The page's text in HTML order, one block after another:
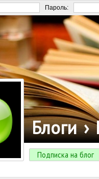
Пароль:
Блоги ›
Подписка на блог